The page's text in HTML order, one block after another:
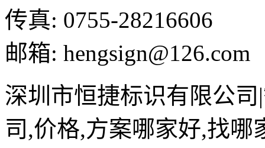
传真: 0755-28216606
邮箱: hengsign@126.com
深圳市恒捷标识有限公
司,价格,方案哪家好,找哪